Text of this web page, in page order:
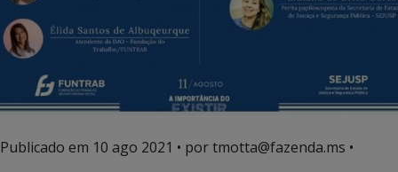
Publicado em 10 ago 2021 • por tmotta@fazenda.ms •